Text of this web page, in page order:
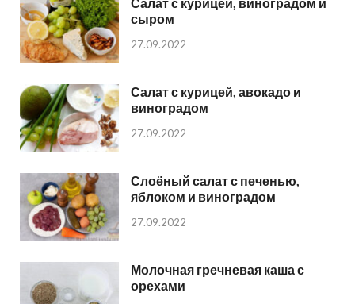
сыром
27.09.2022
Салат с курицей, авокадо и
виноградом
27.09.2022
Слоёный салат с печенью,
яблоком и виноградом
27.09.2022
Молочная гречневая каша с
орехами